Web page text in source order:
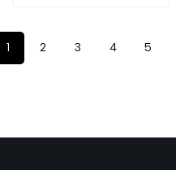
1 2 3 4 5